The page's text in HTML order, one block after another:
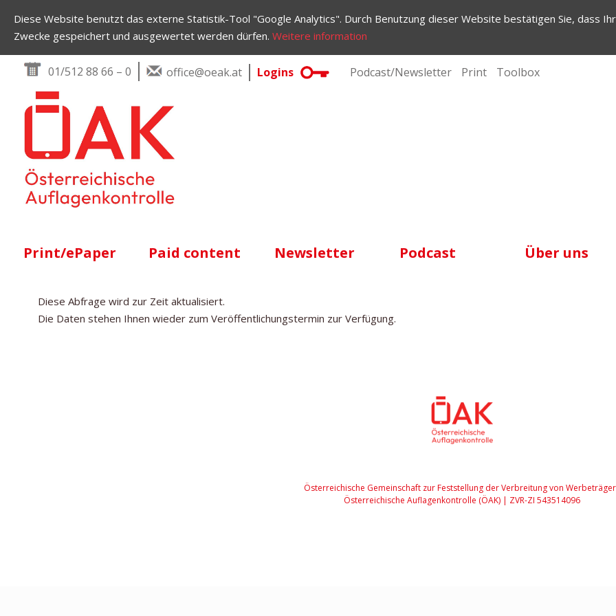
Skip to content
01/512 88 66 – 0 office@oeak.at Logins Podcast/Newsletter Print Toolbox
Main Navigation
Print/ePaper Paid content Newsletter Podcast Über uns
Diese Abfrage wird zur Zeit aktualisiert.
Die Daten stehen Ihnen wieder zum Veröffentlichungstermin zur Verfügung.
Österreichische Gemeinschaft zur Feststellung der Verbreitung von
Österreichische Auflagenkontrolle (ÖAK) | ZVR-ZI 543514096
Diese Website benutzt das externe Statistik-Tool "Google Analytics". Durch Benutzung dieser Website bestätigen Sie, dass
Zwecke gespeichert und ausgewertet werden dürfen. Weitere information